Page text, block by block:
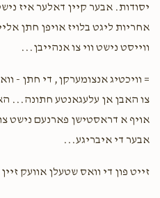
יסודות. אבער קיין דאלער איז
אחריות ליגט בלויז אויפן חתן
ווייסט נישט ווי צו אנהייבן...
= וויכטיג אנצומערקן, די חתן -
צו האבן אן עלעגאנטע חתונה...
אויף א דראסטישן פארנעם נישט
אבער די איבריגע...
זייט פון די וואס שטעלן אוועק